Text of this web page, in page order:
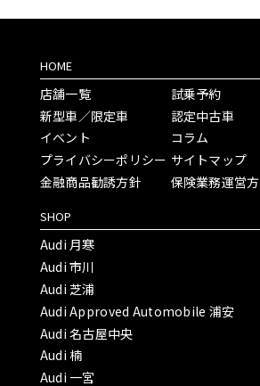
HOME
店舗一覧
新型車／限定車
イベント
プライバシーポリシー
金融商品勧誘方針
試乗予約
認定中古車
コラム
サイトマップ
保険業務運営
SHOP
Audi 月寒
Audi 市川
Audi 芝浦
Audi Approved Automobile 浦安
Audi 名古屋中央
Audi 楠
Audi 一宮